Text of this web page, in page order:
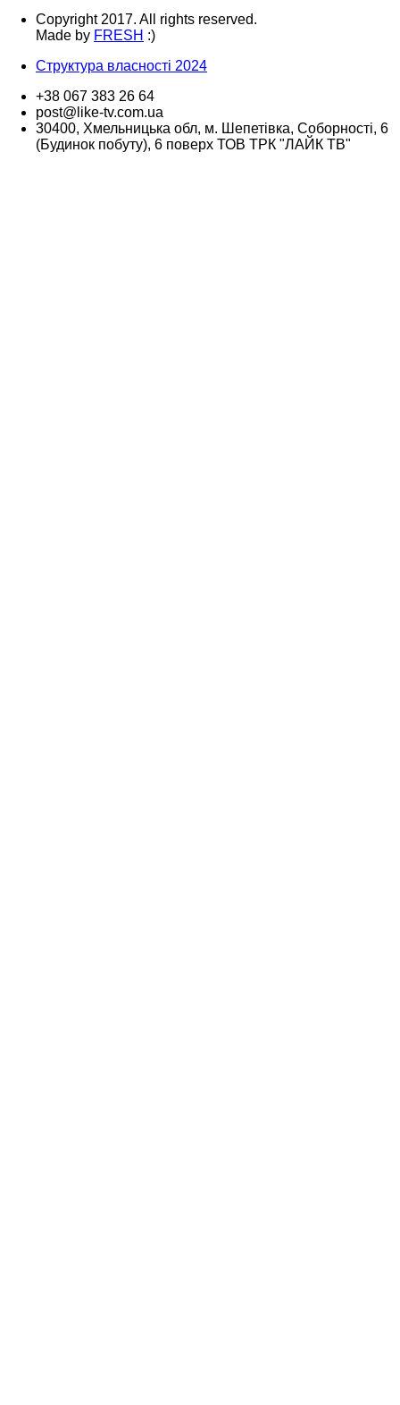
Copyright 2017. All rights reserved.
Made by FRESH :)
Структура власності 2024
+38 067 383 26 64
post@like-tv.com.ua
30400, Хмельницька обл, м. Шепетівка, Соборності, 6
(Будинок побуту), 6 поверх ТОВ ТРК "ЛАЙК ТВ"